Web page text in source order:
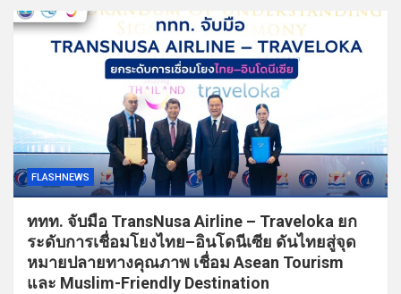
FLASHNEWS
ททท. จับมือ TransNusa Airline – Traveloka ยก
ระดับการเชื่อมโยงไทย–อินโดนีเซีย ดันไทยสู่จุด
หมายปลายทางคุณภาพ เชื่อม Asean Tourism
และ Muslim-Friendly Destination